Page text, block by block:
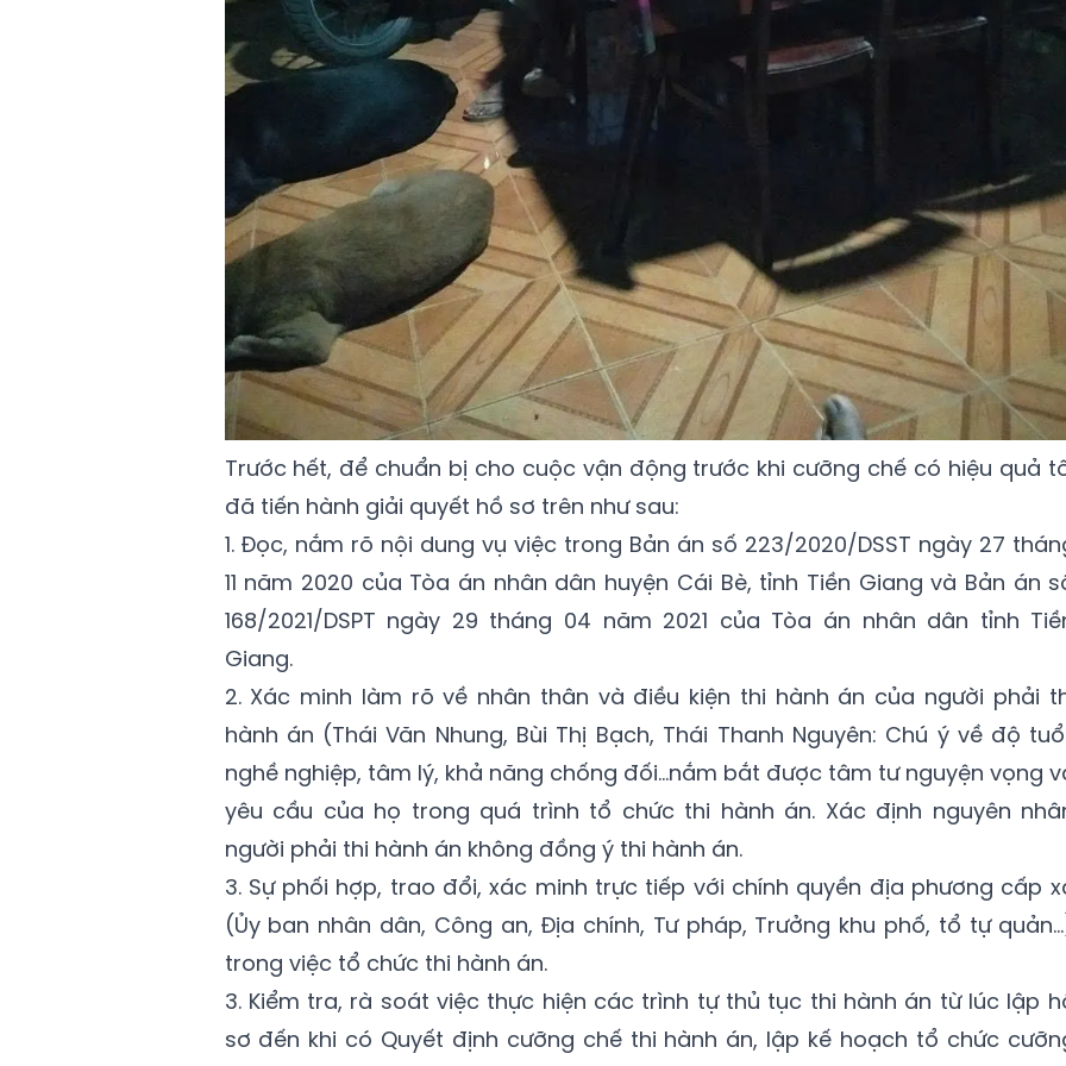
Trước hết, để chuẩn bị cho cuộc vận động trước khi cưỡng chế có hiệu quả
đã tiến hành giải quyết hồ sơ trên như sau:
1. Đọc, nắm rõ nội dung vụ việc trong Bản án số 223/2020/DSST ngày 27
11 năm 2020 của Tòa án nhân dân huyện Cái Bè, tỉnh Tiền Giang và Bản án
168/2021/DSPT ngày 29 tháng 04 năm 2021 của Tòa án nhân dân tỉnh
Giang.
2. Xác minh làm rõ về nhân thân và điều kiện thi hành án của người phải
hành án (Thái Văn Nhung, Bùi Thị Bạch, Thái Thanh Nguyên: Chú ý về độ
nghề nghiệp, tâm lý, khả năng chống đối…nắm bắt được tâm tư nguyện vọng
yêu cầu của họ trong quá trình tổ chức thi hành án. Xác định nguyên
người phải thi hành án không đồng ý thi hành án.
3. Sự phối hợp, trao đổi, xác minh trực tiếp với chính quyền địa phương cấp
(Ủy ban nhân dân, Công an, Địa chính, Tư pháp, Trưởng khu phố, tổ tự
trong việc tổ chức thi hành án.
3. Kiểm tra, rà soát việc thực hiện các trình tự thủ tục thi hành án từ lúc lập
sơ đến khi có Quyết định cưỡng chế thi hành án, lập kế hoạch tổ chức